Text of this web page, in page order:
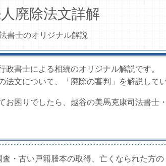
廃除法文詳解
書士のオリジナル解説
政書士による相続のオリジナル解説です。
法文について、「廃除の審判」を解説してい
お困りでしたら、越谷の美馬克康司法書士
査・古い戸籍謄本の取得、亡くなられた方の